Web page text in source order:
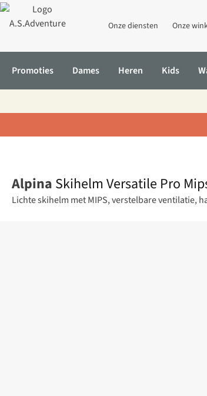
Onze diensten Onze
Promoties Dames Heren Kids
Alpina Skihelm Versatile Pro
Lichte skihelm met MIPS, verstelbare ventilatie,